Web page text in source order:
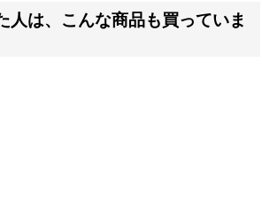
人は、こんな商品も買っていま